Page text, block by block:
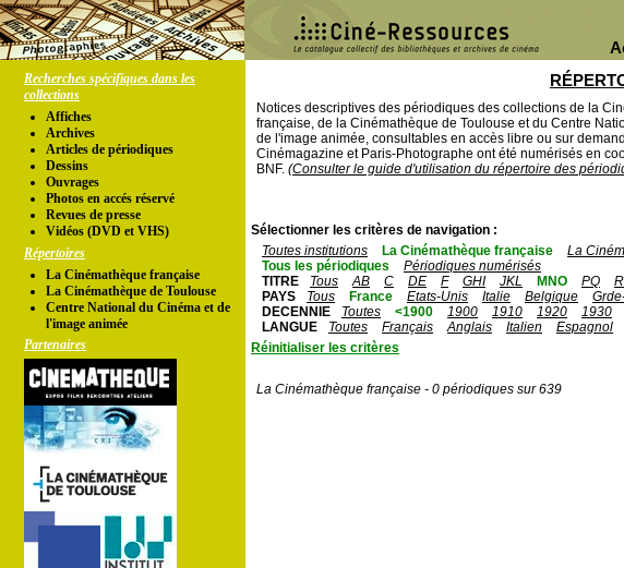
Recherches spécifiques dans les
collections
Affiches
Archives
Articles de périodiques
Dessins
Ouvrages
Photos en accés réservé
Revues de presse
Vidéos (DVD et VHS)
Répertoires
La Cinémathèque française
La Cinémathèque de Toulouse
Centre National du Cinéma et de
l'image animée
Partenaires
Notices descriptives des périodiques des collections de la
française, de la Cinémathèque de Toulouse et du Centre
de l'image animée, consultables en accès libre ou sur
Cinémagazine et Paris-Photographe ont été numérisés en
BNF. (Consulter le guide d'utilisation du répertoire des
Sélectionner les critères de navigation :
Toutes institutions
La Cinémathèque française La
Tous les périodiques
Périodiques numérisés
TITRE
Tous AB C DE F GHI JKL MNO PQ R
PAYS
Tous France Etats-Unis Italie Belgique
DECENNIE
Toutes <1900 1900 1910 1920 1930
LANGUE
Toutes Français Anglais Italien Espagnol
Réinitialiser les critères
La Cinémathèque française - 0 périodiques sur 639